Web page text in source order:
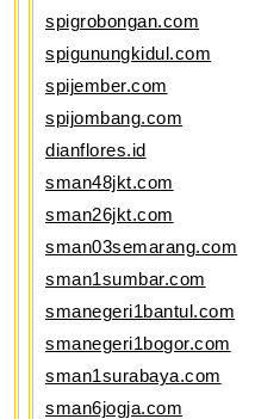
spigrobongan.com
spigunungkidul.com
spijember.com
spijombang.com
dianflores.id
sman48jkt.com
sman26jkt.com
sman03semarang.com
sman1sumbar.com
smanegeri1bantul.com
smanegeri1bogor.com
sman1surabaya.com
sman6jogja.com